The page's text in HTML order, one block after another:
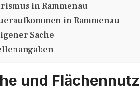
in Rammenau
in Rammenau
Sache
und